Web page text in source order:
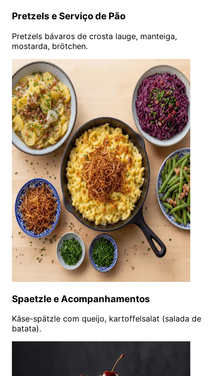
Pretzels e Serviço de Pão
Pretzels bávaros de crosta lauge, manteiga,
mostarda, brötchen.
Spaetzle e Acompanhamentos
Käse-spätzle com queijo, kartoffelsalat (salada de
batata).